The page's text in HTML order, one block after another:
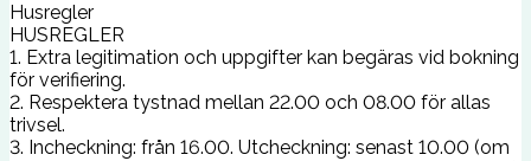
Husregler
HUSREGLER
1. Extra legitimation och uppgifter kan begäras vid bokning
för verifiering.
2. Respektera tystnad mellan 22.00 och 08.00 för allas
trivsel.
3. Incheckning: från 16.00. Utcheckning: senast 10.00 (om